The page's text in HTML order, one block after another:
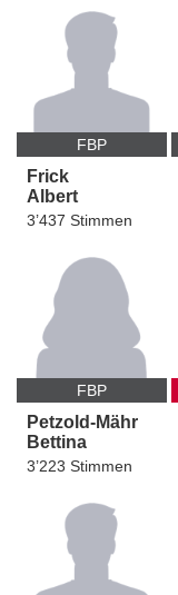
FBP
Frick
Albert
3’437 Stimmen
FBP
Petzold-Mähr
Bettina
3’223 Stimmen